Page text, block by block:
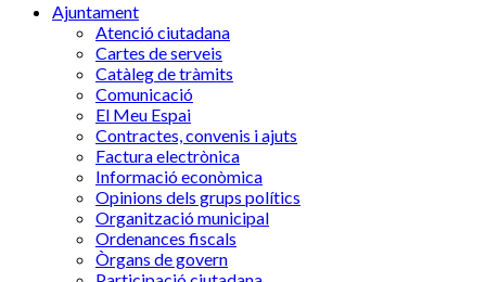
Ajuntament
Atenció ciutadana
Cartes de serveis
Catàleg de tràmits
Comunicació
El Meu Espai
Contractes, convenis i ajuts
Factura electrònica
Informació econòmica
Opinions dels grups polítics
Organització municipal
Ordenances fiscals
Òrgans de govern